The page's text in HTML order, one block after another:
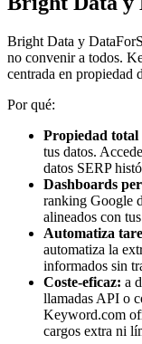
Bright Data y
no convenir a todos.
centrada en propiedad
Por qué:
Propiedad total
tus datos.
datos SERP
Dashboards
ranking Google
alineados con
Automatiza
automatiza la
informados sin
Coste-eficaz: a
llamadas API o
Keyword.com
cargos extra ni